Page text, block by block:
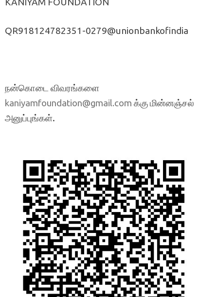
KANIYAM FOUNDATION
QR918124782351-0279@unionbankofindia
நன்கொடை விவரங்களை
kaniyamfoundation@gmail.com க்கு மின்னஞ்சல்
அனுப்புங்கள்.